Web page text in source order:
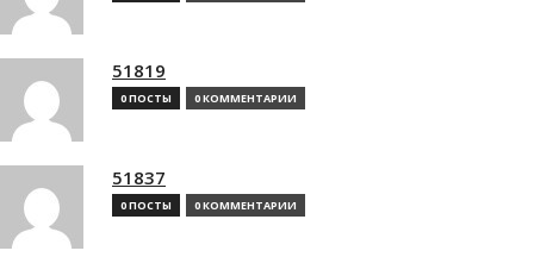
51819
0 ПОСТЫ 0 КОММЕНТАРИИ
51837
0 ПОСТЫ 0 КОММЕНТАРИИ